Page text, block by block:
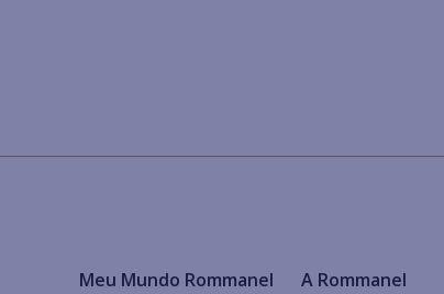
Meu Mundo Rommanel A Rommanel